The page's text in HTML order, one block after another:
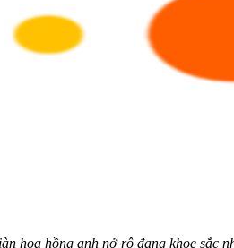
hoa hồng anh nở rộ đang khoe sắc